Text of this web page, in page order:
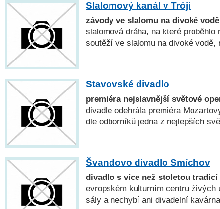
Slalomový kanál v Tróji
závody ve slalomu na divoké vodě
slalomová dráha, na které proběhlo
soutěží ve slalomu na divoké vodě,
Stavovské divadlo
premiéra nejslavnější světové
divadle odehrála premiéra
dle odborníků jedna z nejlepších
Švandovo divadlo Smíchov
divadlo s více než stoletou tradicí
evropském kulturním centru živých
sály a nechybí ani divadelní